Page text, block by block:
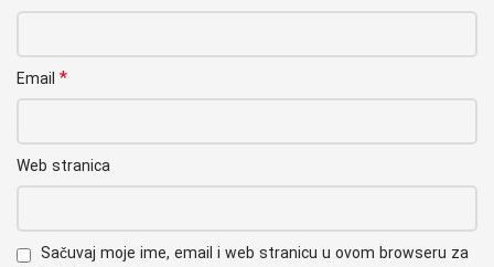
Email *
Web stranica
Sačuvaj moje ime, email i web stranicu u ovom browseru za